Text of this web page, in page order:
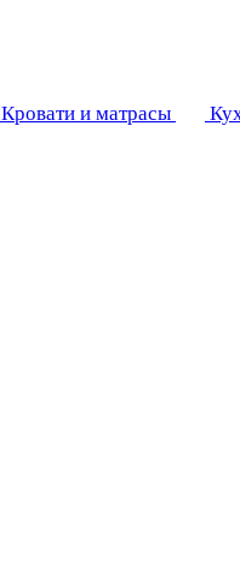
Кровати и матрасы